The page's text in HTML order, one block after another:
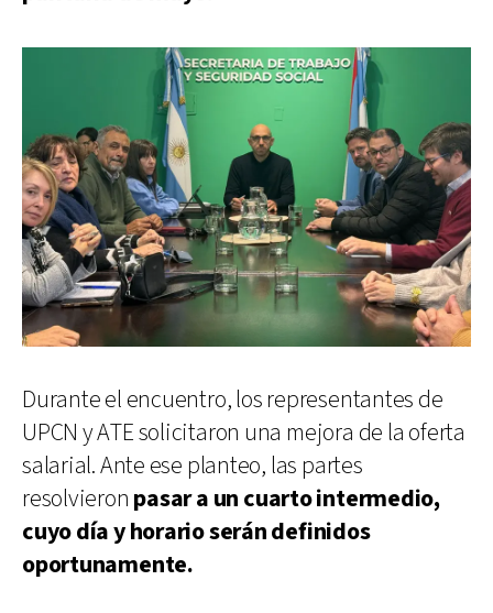
Durante el encuentro, los representantes de
UPCN y ATE solicitaron una mejora de la oferta
salarial. Ante ese planteo, las partes
resolvieron pasar a un cuarto intermedio,
cuyo día y horario serán definidos
oportunamente.